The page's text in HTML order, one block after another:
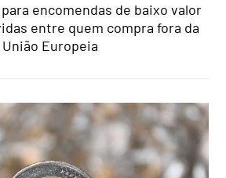
encomendas de baixo valor
entre quem compra fora da
União Europeia